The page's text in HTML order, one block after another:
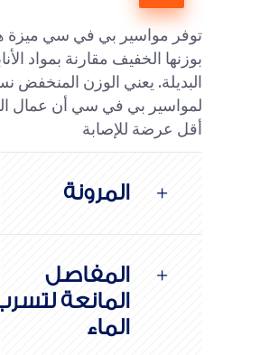
توفر مواسير بي في سي ميزة
بوزنها الخفيف مقارنة بمواد
البديلة. يعني الوزن المنخفض
لمواسير بي في سي أن عمال
أقل عرضة للإصابة
المرونة
المفاصل
المانعة
الماء